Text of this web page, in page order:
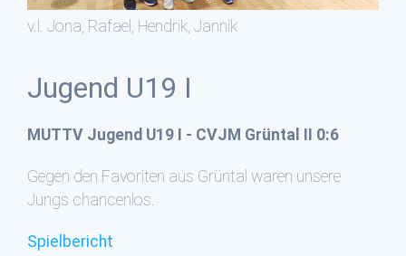
v.l. Jona, Rafael, Hendrik, Jannik
Jugend U19 I
MUTTV Jugend U19 I - CVJM Grüntal II 0:6
Gegen den Favoriten aus Grüntal waren unsere
Jungs chancenlos.
Spielbericht